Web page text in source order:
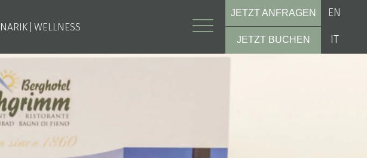
WELLNESS
EN
IT
JETZT ANFRAGEN
JETZT BUCHEN